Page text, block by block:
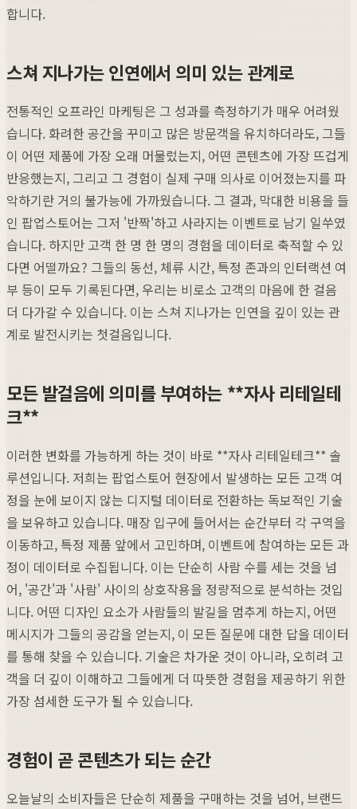
합니다.
스쳐 지나가는 인연에서 의미 있는 관계로
전통적인 오프라인 마케팅은 그 성과를 측정하기가 매우 어려웠
습니다. 화려한 공간을 꾸미고 많은 방문객을 유치하더라도, 그들
이 어떤 제품에 가장 오래 머물렀는지, 어떤 콘텐츠에 가장 뜨겁게
반응했는지, 그리고 그 경험이 실제 구매 의사로 이어졌는지를 파
악하기란 거의 불가능에 가까웠습니다. 그 결과, 막대한 비용을 들
인 팝업스토어는 그저 '반짝'하고 사라지는 이벤트로 남기 일쑤였
습니다. 하지만 고객 한 명 한 명의 경험을 데이터로 축적할 수 있
다면 어떨까요? 그들의 동선, 체류 시간, 특정 존과의 인터랙션 여
부 등이 모두 기록된다면, 우리는 비로소 고객의 마음에 한 걸음
더 다가갈 수 있습니다. 이는 스쳐 지나가는 인연을 깊이 있는 관
계로 발전시키는 첫걸음입니다.
모든 발걸음에 의미를 부여하는 **자사 리테일테
크**
이러한 변화를 가능하게 하는 것이 바로 **자사 리테일테크** 솔
루션입니다. 저희는 팝업스토어 현장에서 발생하는 모든 고객 여
정을 눈에 보이지 않는 디지털 데이터로 전환하는 독보적인 기술
을 보유하고 있습니다. 매장 입구에 들어서는 순간부터 각 구역을
이동하고, 특정 제품 앞에서 고민하며, 이벤트에 참여하는 모든 과
정이 데이터로 수집됩니다. 이는 단순히 사람 수를 세는 것을 넘
어, '공간'과 '사람' 사이의 상호작용을 정량적으로 분석하는 것입
니다. 어떤 디자인 요소가 사람들의 발길을 멈추게 하는지, 어떤
메시지가 그들의 공감을 얻는지, 이 모든 질문에 대한 답을 데이터
를 통해 찾을 수 있습니다. 기술은 차가운 것이 아니라, 오히려 고
객을 더 깊이 이해하고 그들에게 더 따뜻한 경험을 제공하기 위한
가장 섬세한 도구가 될 수 있습니다.
경험이 곧 콘텐츠가 되는 순간
오늘날의 소비자들은 단순히 제품을 구매하는 것을 넘어, 브랜드